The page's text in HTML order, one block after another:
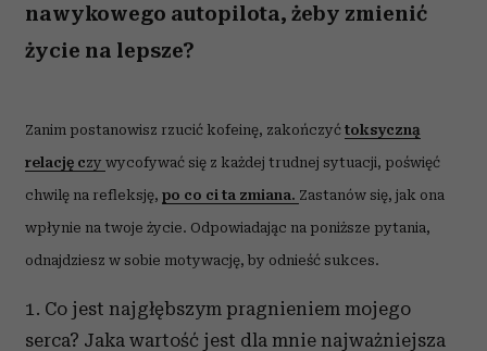
nawykowego autopilota, żeby zmienić
życie na lepsze?
Zanim postanowisz rzucić kofeinę, zakończyć toksyczną
relację czy wycofywać się z każdej trudnej sytuacji, poświęć
chwilę na refleksję, po co ci ta zmiana. Zastanów się, jak ona
wpłynie na twoje życie. Odpowiadając na poniższe pytania,
odnajdziesz w sobie motywację, by odnieść sukces.
1. Co jest najgłębszym pragnieniem mojego
serca? Jaka wartość jest dla mnie najważniejsza